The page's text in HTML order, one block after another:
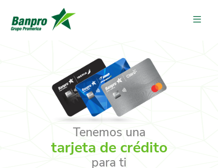
Tenemos una
tarjeta de crédito
para ti